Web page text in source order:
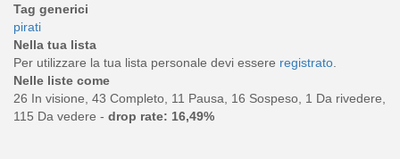
Tag generici
pirati
Nella tua lista
Per utilizzare la tua lista personale devi essere registrato.
Nelle liste come
26 In visione, 43 Completo, 11 Pausa, 16 Sospeso, 1 Da rivedere,
115 Da vedere - drop rate: 16,49%